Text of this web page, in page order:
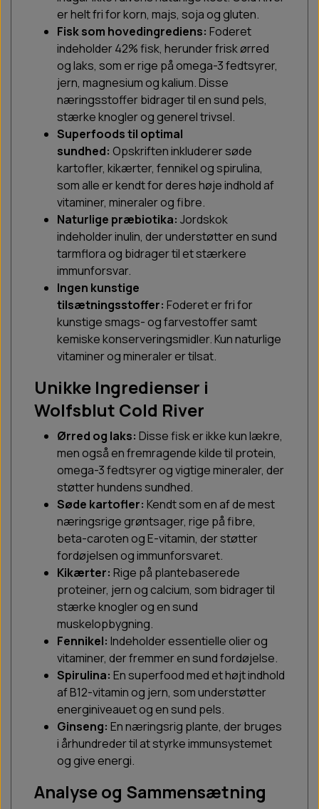
er helt fri for korn, majs, soja og gluten.
Fisk som hovedingrediens: Foderet
indeholder 42% fisk, herunder frisk ørred
og laks, som er rige på omega-3 fedtsyrer,
jern, magnesium og kalium. Disse
næringsstoffer bidrager til en sund pels,
stærke knogler og generel trivsel.
Superfoods til optimal
sundhed: Opskriften inkluderer søde
kartofler, kikærter, fennikel og spirulina,
som alle er kendt for deres høje indhold af
vitaminer, mineraler og fibre.
Naturlige præbiotika: Jordskok
indeholder inulin, der understøtter en sund
tarmflora og bidrager til et stærkere
immunforsvar.
Ingen kunstige
tilsætningsstoffer: Foderet er fri for
kunstige smags- og farvestoffer samt
kemiske konserveringsmidler. Kun naturlige
vitaminer og mineraler er tilsat.
Unikke Ingredienser i
Wolfsblut Cold River
Ørred og laks: Disse fisk er ikke kun lækre,
men også en fremragende kilde til protein,
omega-3 fedtsyrer og vigtige mineraler, der
støtter hundens sundhed.
Søde kartofler: Kendt som en af de mest
næringsrige grøntsager, rige på fibre,
beta-caroten og E-vitamin, der støtter
fordøjelsen og immunforsvaret.
Kikærter: Rige på plantebaserede
proteiner, jern og calcium, som bidrager til
stærke knogler og en sund
muskelopbygning.
Fennikel: Indeholder essentielle olier og
vitaminer, der fremmer en sund fordøjelse.
Spirulina: En superfood med et højt indhold
af B12-vitamin og jern, som understøtter
energiniveauet og en sund pels.
Ginseng: En næringsrig plante, der bruges
i århundreder til at styrke immunsystemet
og give energi.
Analyse og Sammensætning